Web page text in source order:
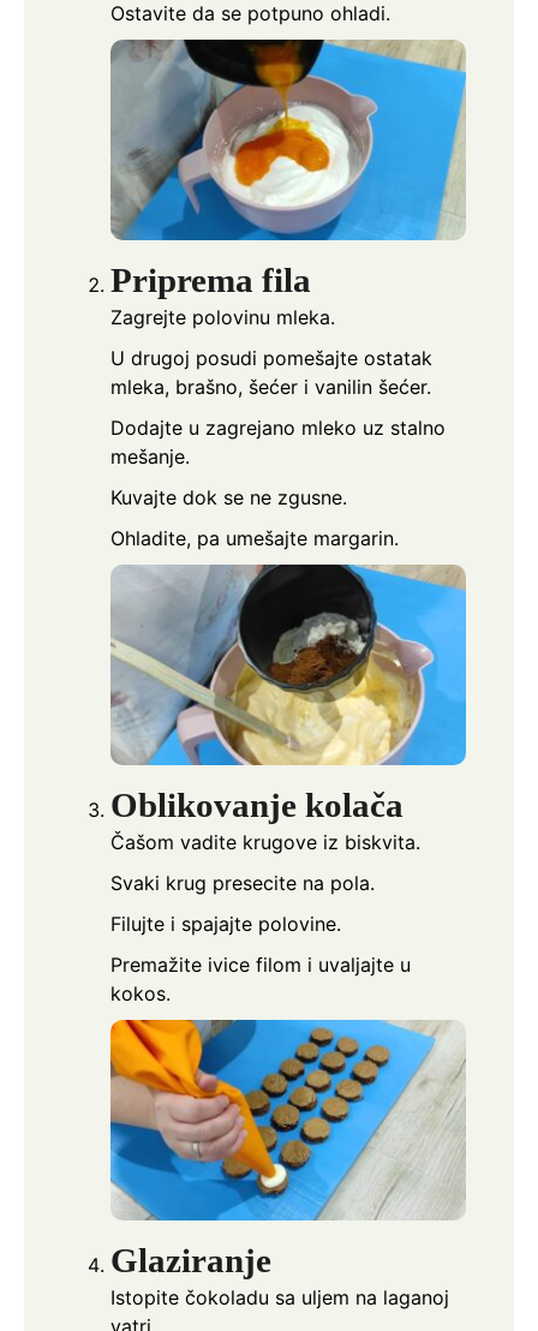
Ostavite da se potpuno ohladi.
Priprema fila
Zagrejte polovinu mleka.
U drugoj posudi pomešajte ostatak
mleka, brašno, šećer i vanilin šećer.
Dodajte u zagrejano mleko uz stalno
mešanje.
Kuvajte dok se ne zgusne.
Ohladite, pa umešajte margarin.
Oblikovanje kolača
Čašom vadite krugove iz biskvita.
Svaki krug presecite na pola.
Filujte i spajajte polovine.
Premažite ivice filom i uvaljajte u
kokos.
Glaziranje
Istopite čokoladu sa uljem na laganoj
vatri.